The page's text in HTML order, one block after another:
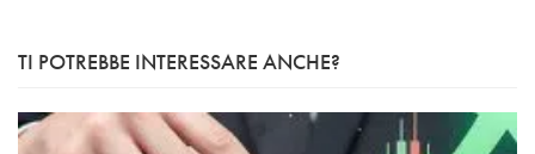
TI POTREBBE INTERESSARE ANCHE?